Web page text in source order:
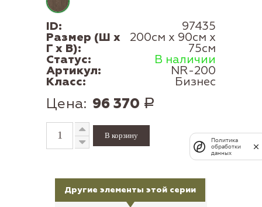
ID: 97435
Размер (Ш x
Г x В):
200см x 90см x
75см
Статус: В наличии
Артикул: NR-200
Класс: Бизнес
Цена: 96 370 Р
Другие элементы этой серии
Политика
обработки
данных